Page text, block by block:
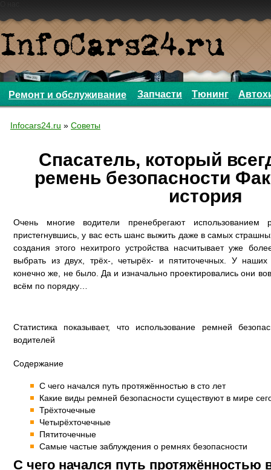
Ремонт и обслуживание Запчасти Тюнинг
Infocars24.ru » Советы
Спасатель, который
ремень безопасности
история
Очень многие водители пренебрегают использованием
пристегнувшись, у вас есть шанс выжить даже в самых
создания этого нехитрого устройства насчитывает уже
выбрать из двух, трёх-, четырёх- и пятиточечных. У наших
конечно же, не было. Да и изначально проектировались они
всём по порядку…
Статистика показывает, что использование ремней
водителей
Содержание
С чего начался путь протяжённостью в сто лет
Какие виды ремней безопасности существуют в мире
Трёхточечные
Четырёхточечные
Пятиточечные
Самые частые заблуждения о ремнях безопасности
С чего начался путь протяжённостью